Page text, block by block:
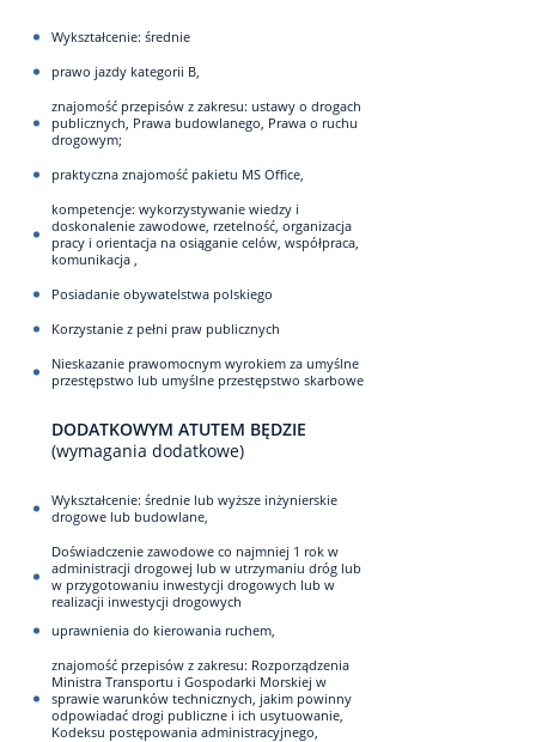
Wykształcenie: średnie
prawo jazdy kategorii B,
znajomość przepisów z zakresu: ustawy o drogach
publicznych, Prawa budowlanego, Prawa o ruchu
drogowym;
praktyczna znajomość pakietu MS Office,
kompetencje: wykorzystywanie wiedzy i
doskonalenie zawodowe, rzetelność, organizacja
pracy i orientacja na osiąganie celów, współpraca,
komunikacja ,
Posiadanie obywatelstwa polskiego
Korzystanie z pełni praw publicznych
Nieskazanie prawomocnym wyrokiem za umyślne
przestępstwo lub umyślne przestępstwo skarbowe
DODATKOWYM ATUTEM BĘDZIE
(wymagania dodatkowe)
Wykształcenie: średnie lub wyższe inżynierskie
drogowe lub budowlane,
Doświadczenie zawodowe co najmniej 1 rok w
administracji drogowej lub w utrzymaniu dróg lub
w przygotowaniu inwestycji drogowych lub w
realizacji inwestycji drogowych
uprawnienia do kierowania ruchem,
znajomość przepisów z zakresu: Rozporządzenia
Ministra Transportu i Gospodarki Morskiej w
sprawie warunków technicznych, jakim powinny
odpowiadać drogi publiczne i ich usytuowanie,
Kodeksu postępowania administracyjnego,